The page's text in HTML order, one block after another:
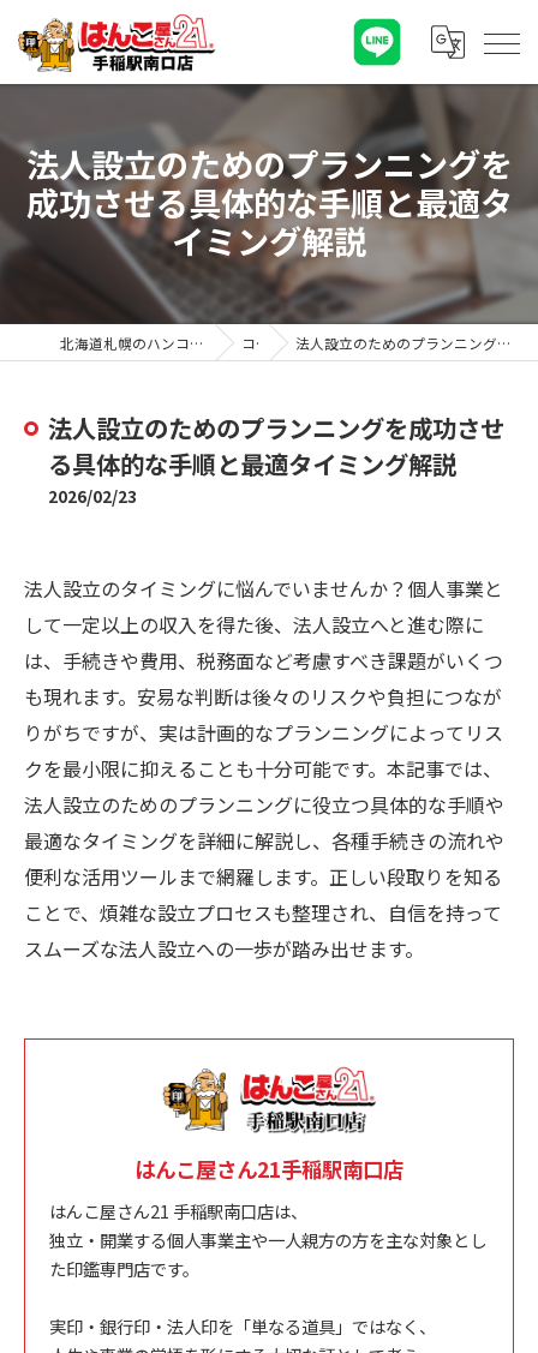
法人設立のためのプランニングを
成功させる具体的な手順と最適タ
イミング解説
北海道札幌のハンコならはんこ屋さん21手稲駅南口店 コラム 法人設立のためのプランニングを成功させる具体的な手順と最適タイミング解説
法人設立のためのプランニングを成功させ
る具体的な手順と最適タイミング解説
2026/02/23
法人設立のタイミングに悩んでいませんか？個人事業と
して一定以上の収入を得た後、法人設立へと進む際に
は、手続きや費用、税務面など考慮すべき課題がいくつ
も現れます。安易な判断は後々のリスクや負担につなが
りがちですが、実は計画的なプランニングによってリス
クを最小限に抑えることも十分可能です。本記事では、
法人設立のためのプランニングに役立つ具体的な手順や
最適なタイミングを詳細に解説し、各種手続きの流れや
便利な活用ツールまで網羅します。正しい段取りを知る
ことで、煩雑な設立プロセスも整理され、自信を持って
スムーズな法人設立への一歩が踏み出せます。
はんこ屋さん21手稲駅南口店
はんこ屋さん21 手稲駅南口店は、
独立・開業する個人事業主や一人親方の方を主な対象とし
た印鑑専門店です。
実印・銀行印・法人印を「単なる道具」ではなく、